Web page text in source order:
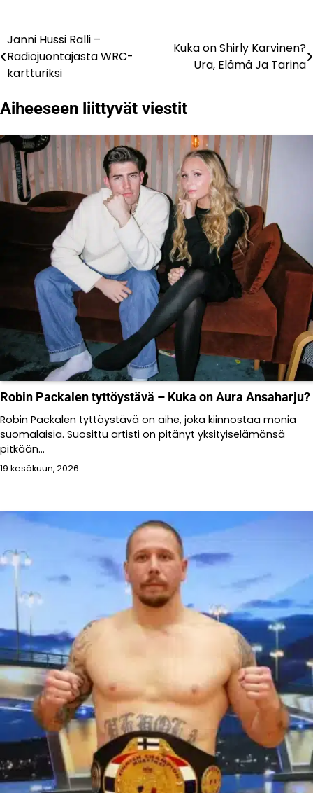
Artikkelien
selaus
Janni Hussi Ralli –
Radiojuontajasta WRC-
kartturiksi
Kuka on Shirly Karvinen?
Ura, Elämä Ja Tarina
Aiheeseen liittyvät viestit
Robin Packalen tyttöystävä – Kuka on Aura Ansaharju?
Robin Packalen tyttöystävä on aihe, joka kiinnostaa monia
suomalaisia. Suosittu artisti on pitänyt yksityiselämänsä
pitkään...
19 kesäkuun, 2026